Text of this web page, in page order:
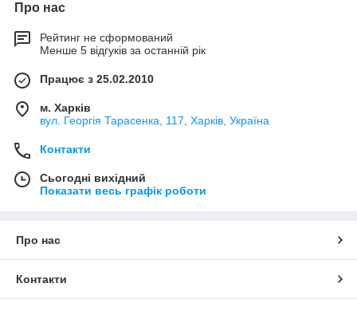
Про нас
Рейтинг не сформований
Менше 5 відгуків за останній рік
Працює з 25.02.2010
м. Харків
вул. Георгія Тарасенка, 117, Харків, Україна
Контакти
Сьогодні вихідний
Показати весь графік роботи
Про нас
Контакти